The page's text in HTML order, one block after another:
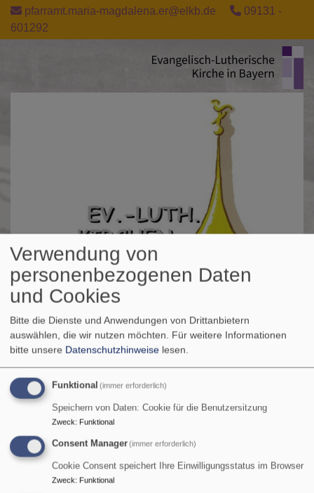
Direkt
zum
Inhalt
pfarramt.maria-magdalena.er@elkb.de
09131 -
601292
Verwendung von
personenbezogenen Daten
und Cookies
Bitte die Dienste und Anwendungen von Drittanbietern
auswählen, die wir nutzen möchten. Für weitere Informationen
bitte unsere Datenschutzhinweise lesen.
Funktional (immer erforderlich)
Speichern von Daten: Cookie für die Benutzersitzung
Zweck: Funktional
Consent Manager(immer erforderlich)
Cookie Consent speichert Ihre Einwilligungsstatus im Browser
Zweck: Funktional